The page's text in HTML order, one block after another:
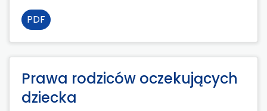
PDF
Prawa rodziców oczekujących
dziecka